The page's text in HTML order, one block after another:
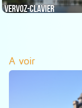
Vervoz-Clavier
A voir